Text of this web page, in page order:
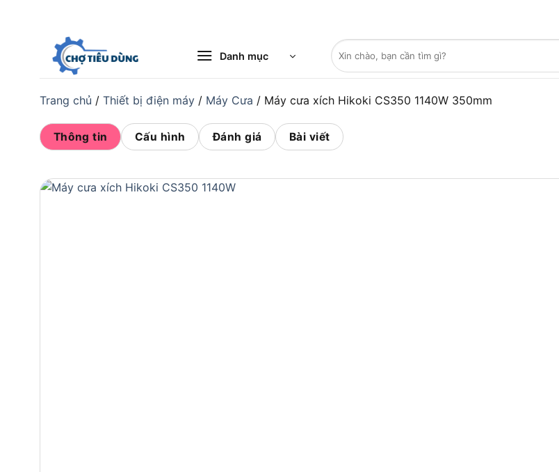
Danh mục
Tìm
kiếm:
Trang chủ / Thiết bị điện máy / Máy Cưa / Máy cưa xích Hikoki CS350 1140W 350mm
Thông tin Cấu hình Đánh giá Bài viết